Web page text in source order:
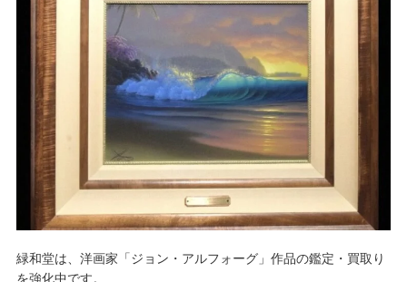
緑和堂は、洋画家「ジョン・アルフォーグ」作品の鑑定・買取り
を強化中です。